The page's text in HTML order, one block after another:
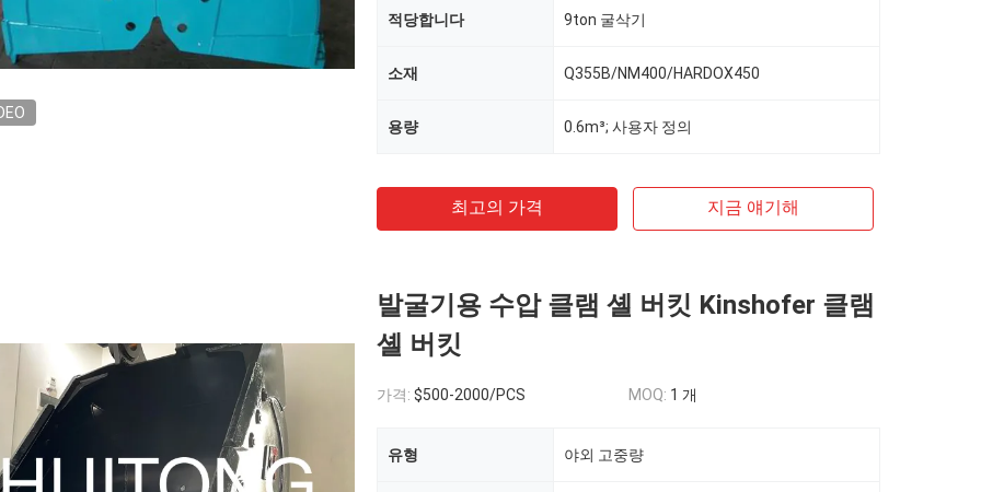
적당합니다 9ton 굴삭기
소재 Q355B/NM400/HARDOX450
용량 0.6m³; 사용자 정의
최고의 가격 지금 얘기해
발굴기용 수압 클램 셸 버킷 Kinshofer 클램
셸 버킷
가격: $500-2000/PCS MOQ: 1 개
유형 야외 고중량